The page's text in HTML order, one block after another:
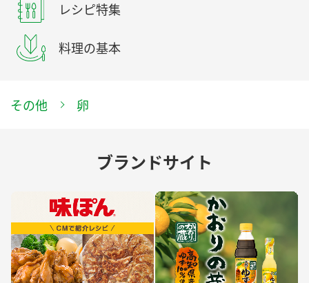
レシピ特集
料理の基本
その他 卵
ブランドサイト